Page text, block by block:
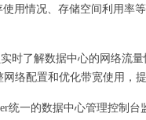
用情况、存储空间利用率
时了解数据中心的网络流量
络配置和优化带宽使用，提
统一的数据中心管理控制